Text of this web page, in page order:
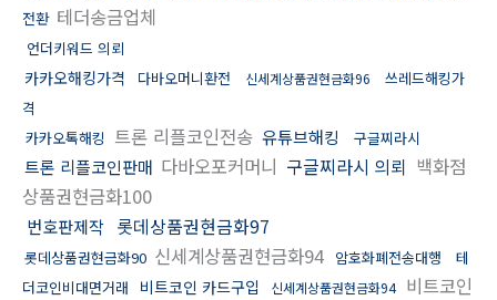
전환 테더송금업체
언더키워드 의뢰
카카오해킹가격 다바오머니환전 신세계상품권현금화96
쓰레드해킹가
격
카카오톡해킹 트론 리플코인전송 유튜브해킹 구글찌라시
트론 리플코인판매 다바오포커머니 구글찌라시 의뢰 백화점
상품권현금화100
번호판제작 롯데상품권현금화97
롯데상품권현금화90 신세계상품권현금화94 암호화폐전송대행
테
더코인비대면거래
비트코인 카드구입 신세계상품권현금화94 비트코인